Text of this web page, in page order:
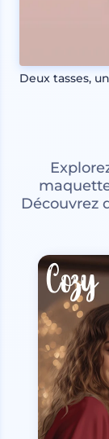
Deux tasses,
Découvrez